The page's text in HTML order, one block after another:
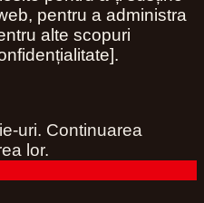
pentru a administra
alte scopuri
uri. Continuarea
lor.